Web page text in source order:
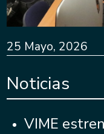
25 Mayo, 2026
Noticias
VIME